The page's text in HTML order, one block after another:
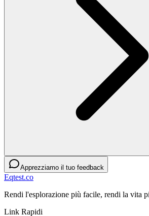
Apprezziamo il tuo feedback
Eqtest.co
Rendi l'esplorazione più facile, rendi la vita
Link Rapidi